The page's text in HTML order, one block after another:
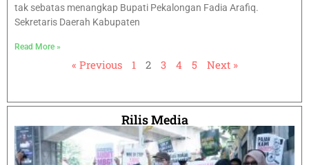
tak sebatas menangkap Bupati Pekalongan Fadia Arafiq.
Sekretaris Daerah Kabupaten
Read More »
« Previous 1 2 3 4 5 Next »
Rilis Media